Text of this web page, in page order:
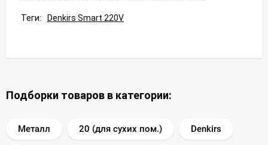
Теги: Denkirs Smart 220V
Подборки товаров в категории:
Металл 20 (для сухих пом.) Denkirs